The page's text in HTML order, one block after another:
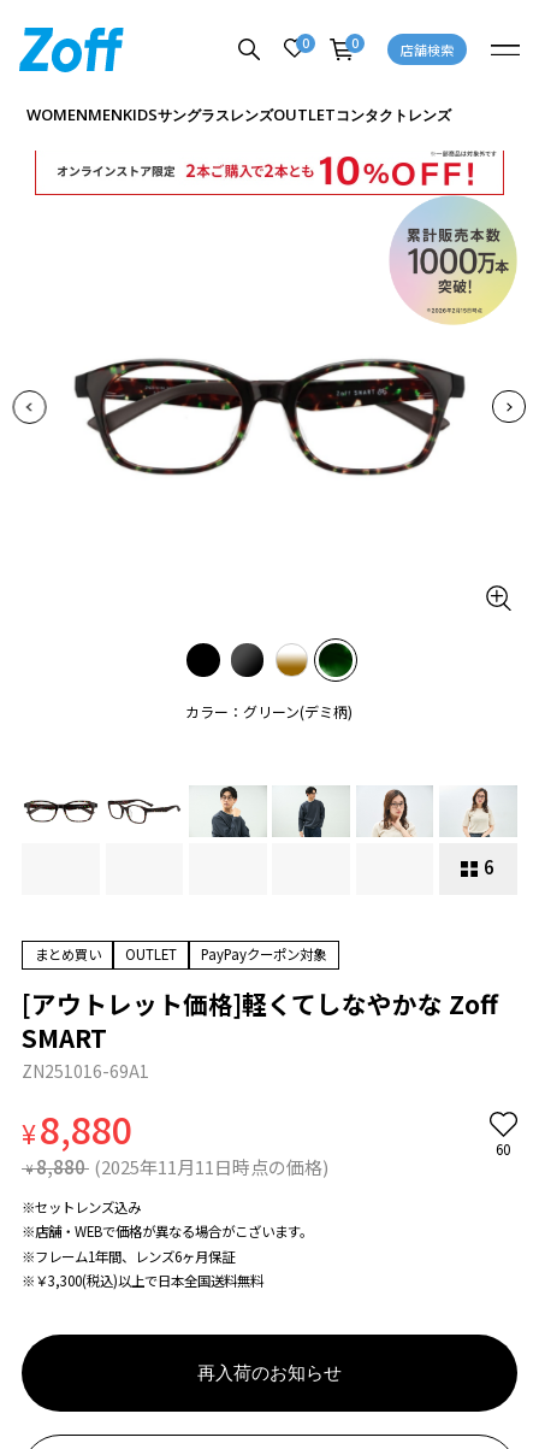
0 0 店舗検索
WOMENMENKIDSサングラスレンズOUTLETコンタクトレンズ
カラー：グリーン(デミ柄)
6
商品詳細ページへ
まとめ買い OUTLET PayPayクーポン対象
[アウトレット価格]軽くてしなやかな Zoff
SMART
ZN251016-69A1
¥8,880
¥ 8,880 (2025年11月11日時点の価格)
60
※セットレンズ込み
※店舗・WEBで価格が異なる場合がこざいます。
※フレーム1年間、レンズ6ヶ月保証
※￥3,300(税込)以上で日本全国送料無料
再入荷のお知らせ